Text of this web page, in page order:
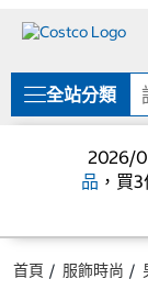
單
全站分類
2026/
品 ，買
首頁 服飾時尚